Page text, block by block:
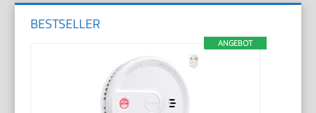
BESTSELLER
ANGEBOT